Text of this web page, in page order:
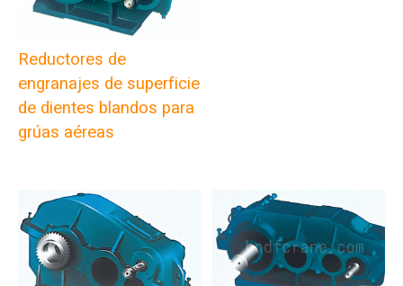
Reductores de
engranajes de superficie
de dientes blandos para
grúas aéreas